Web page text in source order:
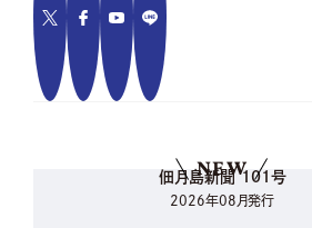
NEW
佃月島新聞 101号
2026年08月発行